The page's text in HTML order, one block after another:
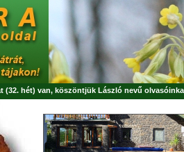
(32. hét) van, köszöntjük László nevű